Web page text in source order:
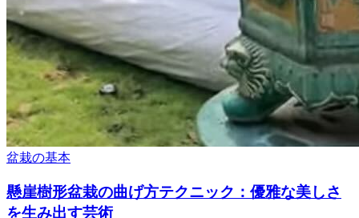
盆栽の基本
懸崖樹形盆栽の曲げ方テクニック：優雅な美しさ
を生み出す芸術